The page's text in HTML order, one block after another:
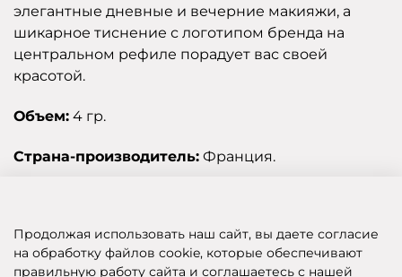
элегантные дневные и вечерние макияжи, а
шикарное тиснение с логотипом бренда на
центральном рефиле порадует вас своей
красотой.
Объем: 4 гр.
Страна-производитель: Франция.
Продолжая использовать наш сайт, вы даете согласие
на обработку файлов cookie, которые обеспечивают
правильную работу сайта и соглашаетесь с нашей